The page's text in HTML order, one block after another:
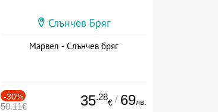
Слънчев Бряг
Марвел - Слънчев бряг
-30%
50.11€ 35.28
€ / 69лв.